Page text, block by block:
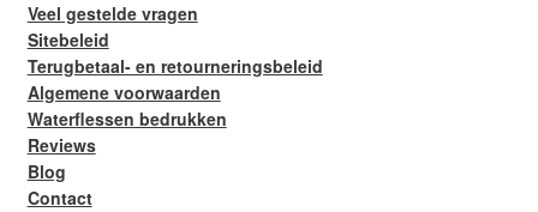
Veel gestelde vragen
Sitebeleid
Terugbetaal- en retourneringsbeleid
Algemene voorwaarden
Waterflessen bedrukken
Reviews
Blog
Contact